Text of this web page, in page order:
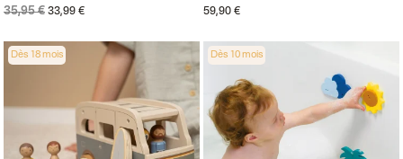
35,95 € 33,99 € 59,90 €
Dès 18 mois Dès 10 mois